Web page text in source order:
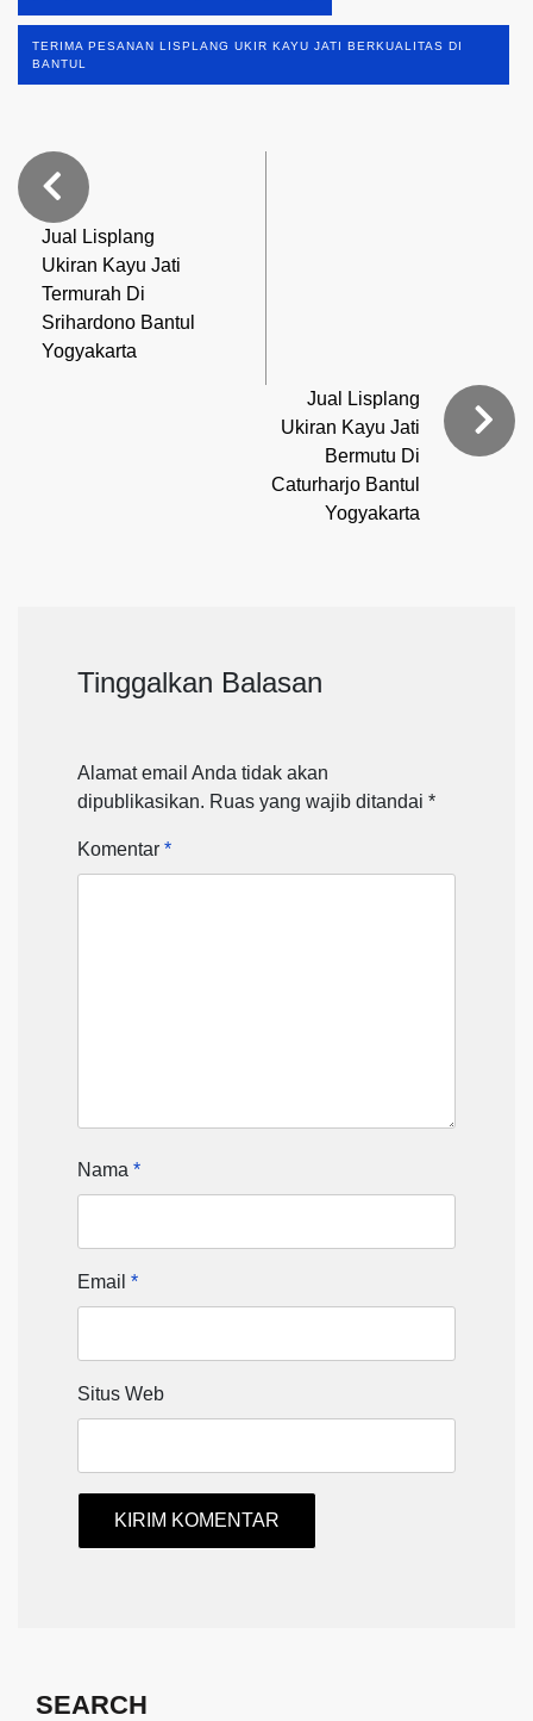
TERIMA PESANAN LISPLANG UKIR KAYU JATI BERKUALITAS DI
BANTUL
Jual Lisplang
Ukiran Kayu Jati
Termurah Di
Srihardono Bantul
Yogyakarta
Jual Lisplang
Ukiran Kayu Jati
Bermutu Di
Caturharjo Bantul
Yogyakarta
Tinggalkan Balasan
Alamat email Anda tidak akan
dipublikasikan. Ruas yang wajib ditandai *
Komentar *
Nama *
Email *
Situs Web
SEARCH